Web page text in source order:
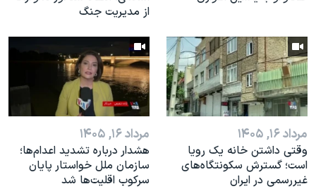
از مدیریت جنگ
مرداد ۱۶, ۱۴۰۵
وقتی داشتن خانه یک رویا
است؛ گسترش سکونتگاه‌های
غیررسمی در ایران
مرداد ۱۶, ۱۴۰۵
هشدار درباره تشدید اعدام‌ها؛
سازمان ملل خواستار پایان
سرکوب اقلیت‌ها شد